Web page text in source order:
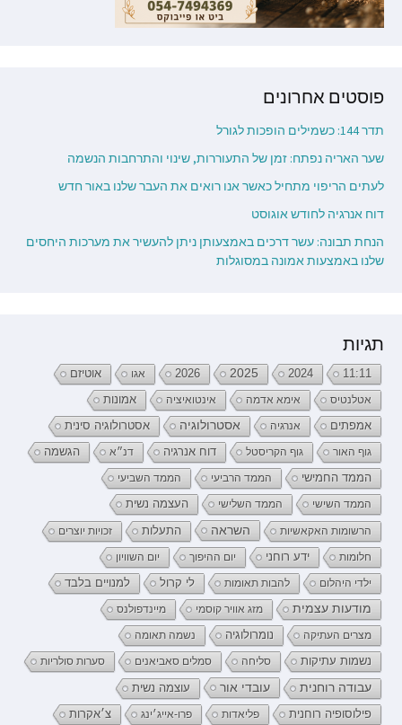
פוסטים אחרונים
תדר 144: כשמילים הופכות לגורל
שער האריה נפתח: זמן של התעוררות, שינוי והתרחבות הנשמה
לעתים הריפוי מתחיל כאשר אנו רואים את העבר שלנו באור חדש
דוח אנרגיה לחודש אוגוסט
הנחת תבונה: עשר דרכים באמצעותן ניתן להעשיר את מערכות היחסים
שלנו באמצעות אמונה במסוגלות
תגיות
11:11
2024
2025
2026 אגו אוטיזם
אטלנטיס אימא אדמה אינטואיציה אמונות
אמפתים אנרגיה אסטרולוגיה אסטרולוגיה סינית
גוף האור גוף הקריסטל דוח אנרגיה דנ״א הגשמה
הממד החמישי הממד הרביעי הממד השביעי
הממד השישי הממד השלישי העצמה נשית
הרשומות האקאשיות השראה התעלות זכויות יוצרים
חלומות ידע רוחני יום ההיפוך יום השוויון
ילדי היהלום להבות תאומות לי קרול למנויים בלבד
מודעות עצמית מזג אוויר קוסמי מיינדפולנס
מצרים העתיקה נומרולוגיה נשמה תאומה
נשמות עתיקות סליחה סמלים סאביאנים סערות סולריות
עבודה רוחנית עובדי אור
עוצמה נשית
פילוסופיה רוחנית
פליאדות פרו-אייג׳ינג צ׳אקרות